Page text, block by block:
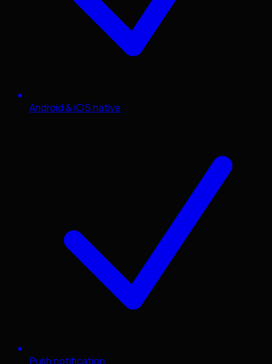
Android & iOS native
Push notification